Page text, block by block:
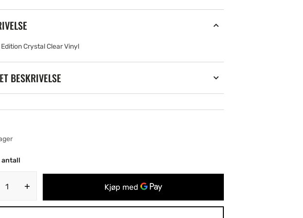
Crystal Clear Vinyl
BESKRIVELSE
quantity